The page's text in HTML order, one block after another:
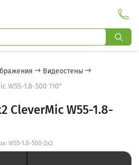
Видеостены
W55-1.8-500 110"
CleverMic W55-1.8-
W55-1.8-500-2x2